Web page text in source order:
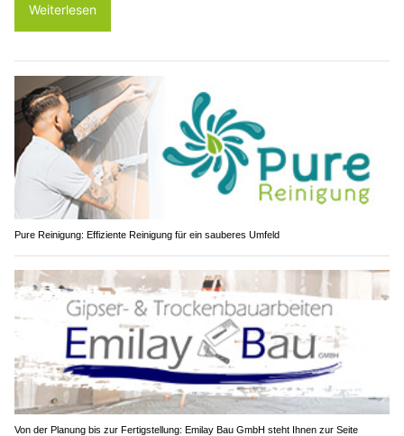
Weiterlesen
Pure Reinigung: Effiziente Reinigung für ein sauberes Umfeld
Von der Planung bis zur Fertigstellung: Emilay Bau GmbH steht Ihnen zur Seite